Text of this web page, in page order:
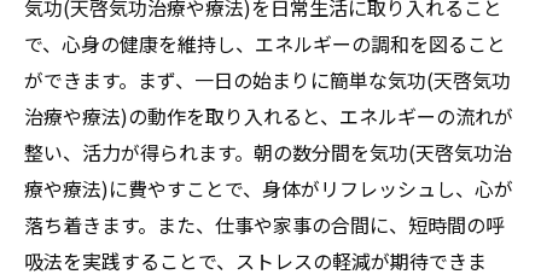
ーリングのステップ
エネルギーバランスとメンタルヘルスの関
連
気功(天啓気功治療や療法)でチャクラを整え
る日常習慣
難病へのアプローチとしての気功(天啓気功治療
や療法)とクンダリニー活用法
気功(天啓気功治療や療法)を日常生活に取り入れること
で、心身の健康を維持し、エネルギーの調和を図ること
ができます。まず、一日の始まりに簡単な気功(天啓気功
治療や療法)の動作を取り入れると、エネルギーの流れが
整い、活力が得られます。朝の数分間を気功(天啓気功治
療や療法)に費やすことで、身体がリフレッシュし、心が
落ち着きます。また、仕事や家事の合間に、短時間の呼
吸法を実践することで、ストレスの軽減が期待できま